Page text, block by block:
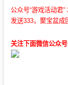
公众号“游戏活动君”
发送333，聚宝盆成
关注下面微信公众